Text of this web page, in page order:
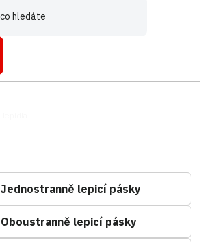
Jednostranně lepicí pásky
Oboustranně lepicí pásky